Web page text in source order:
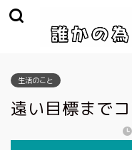
生活のこと
遠い目標まで